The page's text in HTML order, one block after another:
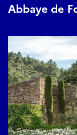
Abbaye de